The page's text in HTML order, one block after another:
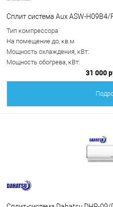
Сплит система Aux ASW-H09B4/
Тип компрессора
На помещение до, кв.м
Мощность охлаждения, кВт:
Мощность обогрева, кВт:
31 000